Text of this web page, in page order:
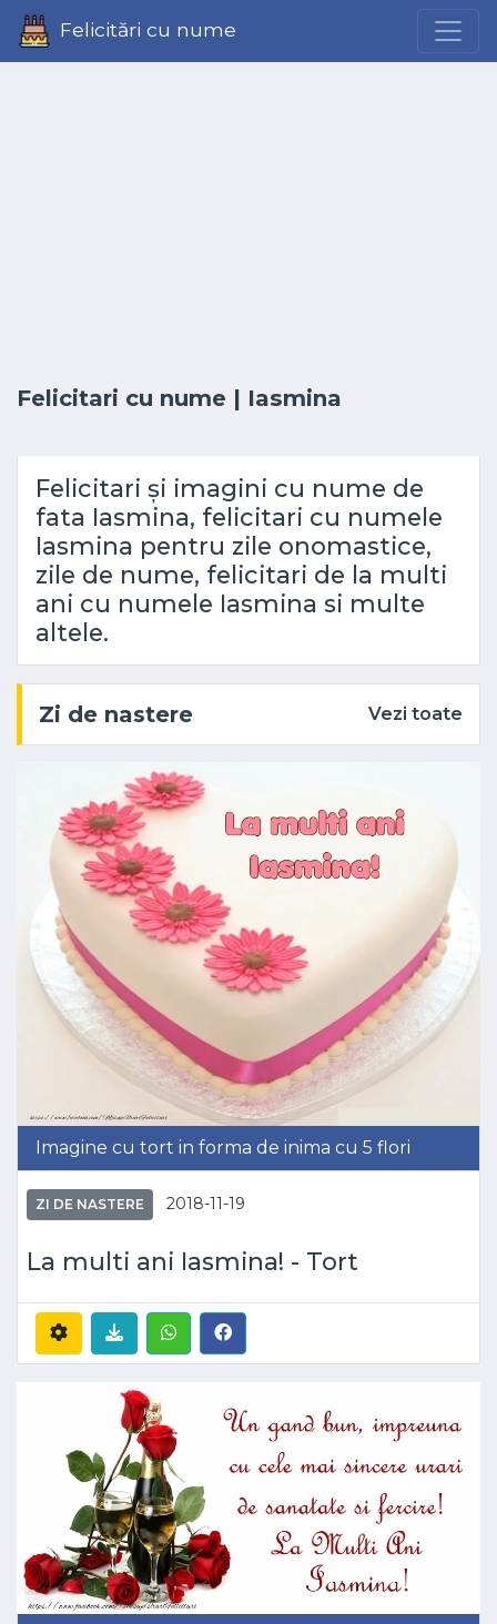
Felicitări cu nume
Felicitari cu nume | Iasmina
Felicitari și imagini cu nume de
fata Iasmina, felicitari cu numele
Iasmina pentru zile onomastice,
zile de nume, felicitari de la multi
ani cu numele Iasmina si multe
altele.
Zi de nastere Vezi toate
Imagine cu tort in forma de inima cu 5 flori
ZI DE NASTERE 2018-11-19
La multi ani Iasmina! - Tort